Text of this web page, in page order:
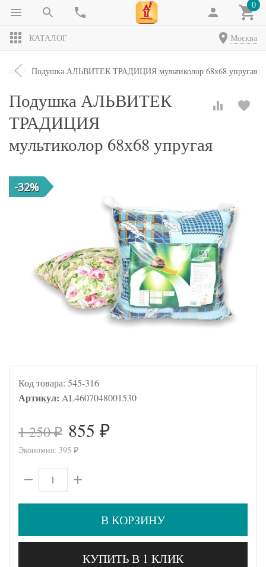
0
КАТАЛОГ Москва
Подушка АЛЬВИТЕК ТРАДИЦИЯ мультиколор 68х68 упругая
Подушка АЛЬВИТЕК
ТРАДИЦИЯ
мультиколор 68х68 упругая
-32%
Код товара: 545-316
Артикул: AL4607048001530
1 250₽ 855 ₽
Экономия: 395 ₽
В КОРЗИНУ
КУПИТЬ В 1 КЛИК